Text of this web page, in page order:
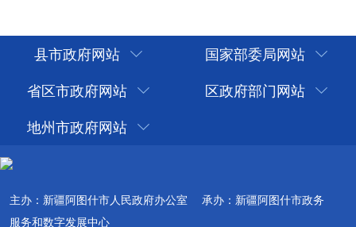
县市政府网站
国家部委局网站
省区市政府网站
区政府部门网站
地州市政府网站
主办：新疆阿图什市人民政府办公室
承办：新疆阿图什市政务
服务和数字发展中心